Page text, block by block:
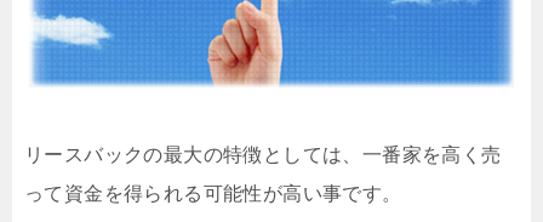
リースバックの最大の特徴としては、一番家を高く売
って資金を得られる可能性が高い事です。